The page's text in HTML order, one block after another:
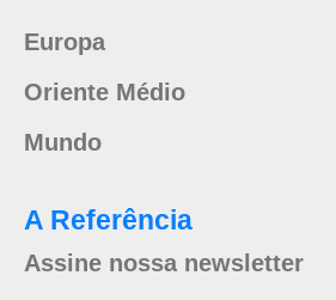
Europa
Oriente Médio
Mundo
A Referência
Assine nossa newsletter